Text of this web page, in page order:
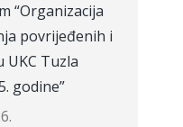
“Organizacija
povrijeđenih i
UKC Tuzla
godine”